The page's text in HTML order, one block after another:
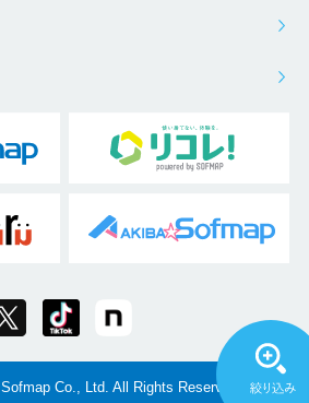
Co., Ltd. All Rights Reserved.